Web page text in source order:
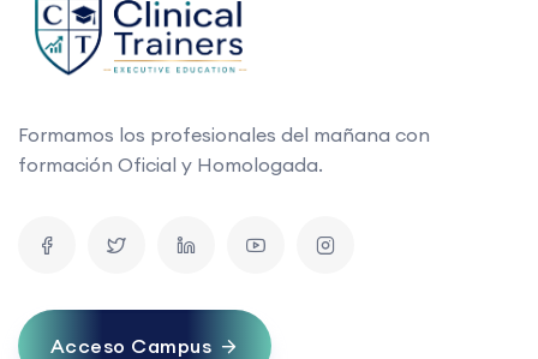
Formamos los profesionales del mañana con
formación Oficial y Homologada.
Acceso Campus